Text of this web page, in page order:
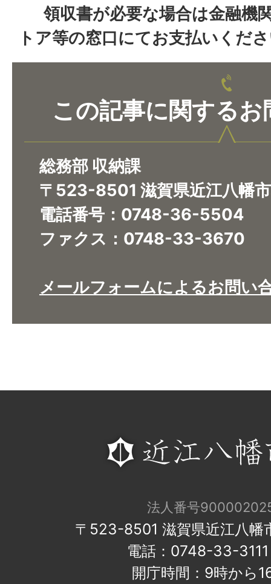
領収書が必要な場合は金融機
トア等の窓口にてお支払いくだ
この記事に関するお
総務部 収納課
〒523-8501 滋賀県近江八幡
電話番号：0748-36-5504
ファクス：0748-33-3670
メールフォームによるお問い
法人番号
〒523-8501 滋賀県近江八幡
電話：0748-33-
開庁時間：9時から